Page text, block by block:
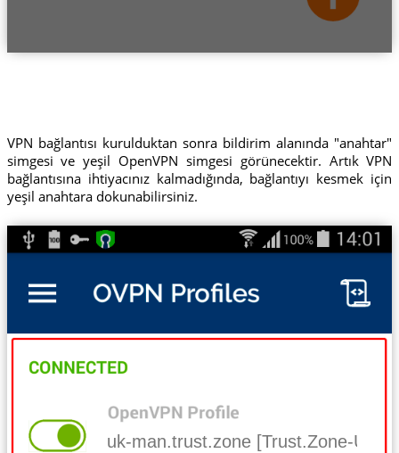
VPN bağlantısı kurulduktan sonra bildirim alanında "anahtar"
simgesi ve yeşil OpenVPN simgesi görünecektir. Artık VPN
bağlantısına ihtiyacınız kalmadığında, bağlantıyı kesmek için
yeşil anahtara dokunabilirsiniz.
uk-man.trust.zone [Trust.Zone-